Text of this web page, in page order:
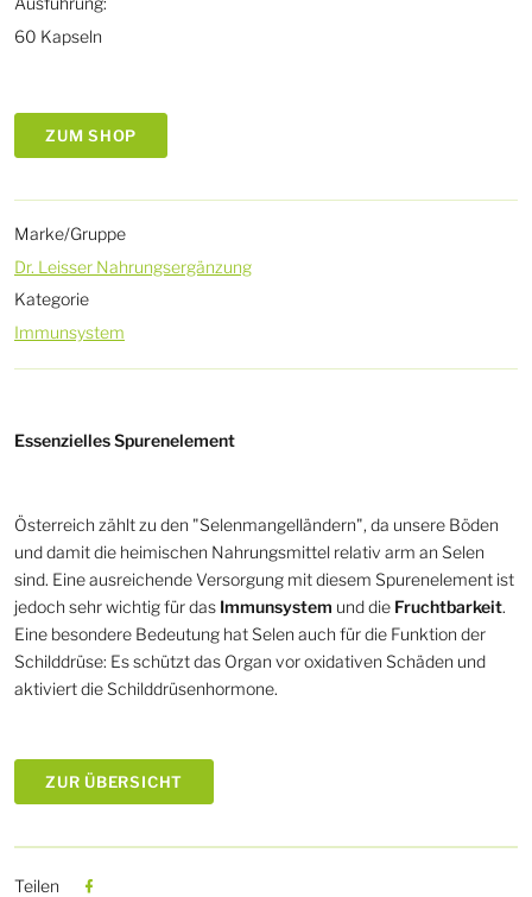
60 Kapseln
ZUM SHOP
Marke/Gruppe
Dr. Leisser Nahrungsergänzung
Kategorie
Immunsystem
Essenzielles Spurenelement
Österreich zählt zu den "Selenmangelländern", da unsere Böden
und damit die heimischen Nahrungsmittel relativ arm an Selen
sind. Eine ausreichende Versorgung mit diesem Spurenelement ist
jedoch sehr wichtig für das Immunsystem und die Fruchtbarkeit.
Eine besondere Bedeutung hat Selen auch für die Funktion der
Schilddrüse: Es schützt das Organ vor oxidativen Schäden und
aktiviert die Schilddrüsenhormone.
ZUR ÜBERSICHT
Teilen